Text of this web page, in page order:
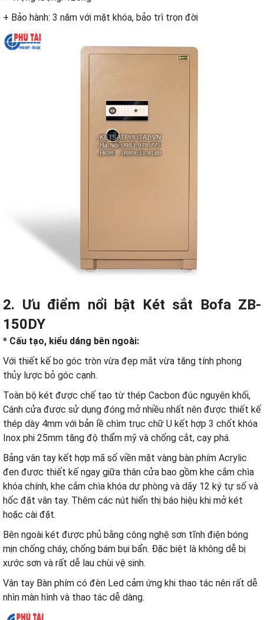
+ Bảo hành: 3 năm với mặt khóa, bảo trì trọn đời
2. Ưu điểm nổi bật Két sắt Bofa ZB-
150DY
* Cấu tạo, kiểu dáng bên ngoài:
Với thiết kế bo góc tròn vừa đẹp mắt vừa tăng tính phong
thủy lược bỏ góc cạnh.
Toàn bộ két được chế tạo từ thép Cacbon đúc nguyên khối,
Cánh cửa được sử dụng đóng mở nhiều nhất nên được thiết kế
thép dày 4mm với bản lề chìm trục chữ U kết hợp 3 chốt khóa
Inox phi 25mm tăng độ thẩm mỹ và chống cắt, cạy phá.
Bảng vân tay kết hợp mã số viền mặt vàng bàn phím Acrylic
đen được thiết kế ngay giữa thân cửa bao gồm khe cắm chìa
khóa chính, khe cắm chìa khóa dự phòng và dãy 12 ký tự số và
hốc đặt vân tay. Thêm các nút hiển thị báo hiệu khi mở két
hoặc cài đặt.
Bên ngoài két được phủ bằng công nghệ sơn tĩnh điện bóng
mịn chống cháy, chống bám bụi bẩn. Đặc biệt là không dễ bị
xước sơn và rất dễ lau chùi vệ sinh.
Vân tay Bàn phím có đèn Led cảm ứng khi thao tác nên rất dễ
nhìn màn hình và thao tác dễ dàng.